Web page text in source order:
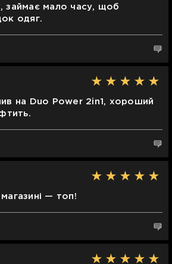
займає мало часу, щоб
одяг.
на Duo Power 2in1, хороший
— топ!